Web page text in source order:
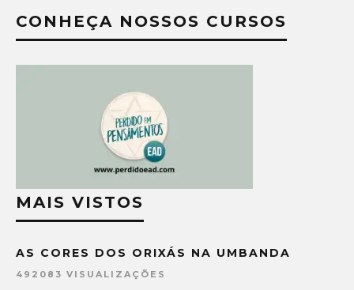
CONHEÇA NOSSOS CURSOS
MAIS VISTOS
AS CORES DOS ORIXÁS NA UMBANDA
492083 VISUALIZAÇÕES